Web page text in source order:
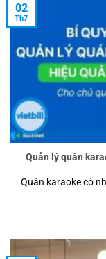
Quản lý quán
Quán karaoke có
02
Th7